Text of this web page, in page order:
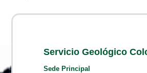
Servicio Geológico
Sede Principal